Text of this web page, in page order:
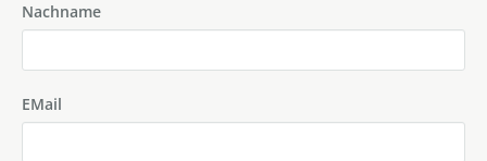
Nachname
EMail